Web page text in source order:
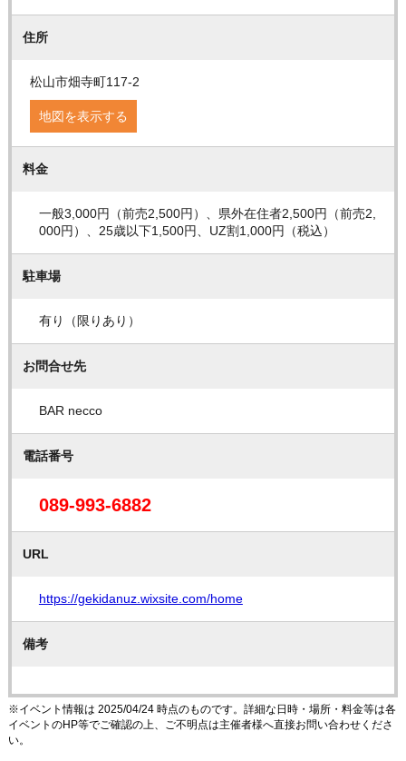
住所
松山市畑寺町117-2
地図を表示する
料金
一般3,000円（前売2,500円）、県外在住者2,500円（前売2,
000円）、25歳以下1,500円、UZ割1,000円（税込）
駐車場
有り（限りあり）
お問合せ先
BAR necco
電話番号
089-993-6882
URL
https://gekidanuz.wixsite.com/home
備考
※イベント情報は 2025/04/24 時点のものです。詳細な日時・場所・料金等は各
イベントのHP等でご確認の上、ご不明点は主催者様へ直接お問い合わせくださ
い。